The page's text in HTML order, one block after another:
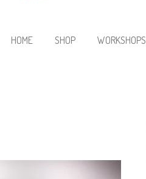
HOME SHOP WORKSHOPS